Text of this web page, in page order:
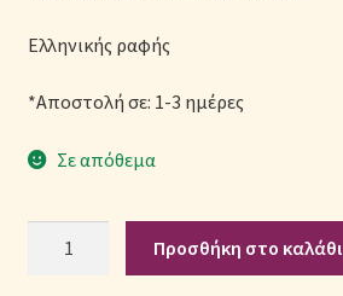
Παπλωματοθήκες
Πικέ Κουβέρτες
Πληρωμές
Ελληνικής ραφής
*Αποστολή σε: 1-3 ημέρες
Σε απόθεμα
Παπλωματοθήκη
Προσθήκη στο καλάθι